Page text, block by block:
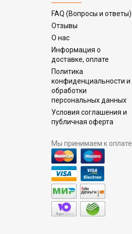
FAQ (Вопросы и ответы)
Отзывы
О нас
Информация о
доставке, оплате
Политика
конфиденциальности и
обработки
персональных данных
Условия соглашения и
публичная оферта
Мы принимаем к оплате